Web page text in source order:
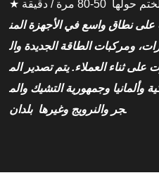
على نطاق واسع في الأجهزة المن
ومركبات الطاقة الجديدة وال
على ثناء العملاء. يتم تصدير الم
وألمانيا وجمهورية التشيك والم
جر والنرويج وغيرها بلدان.